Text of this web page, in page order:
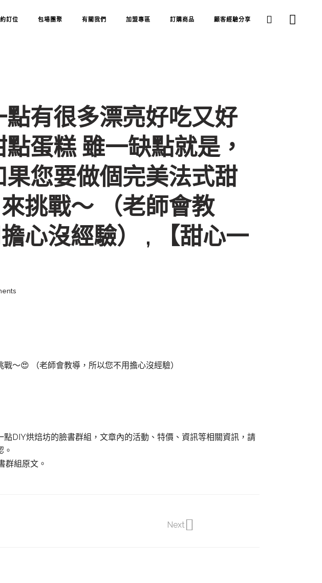
訂位 包場團聚 有關我們 加盟專區 訂購商品 顧客經驗分享
有很多漂亮好吃又好
蛋糕 雖一缺點就是，
您要做個完美法式甜
挑戰～ （老師會教
心沒經驗） , 【甜心一
～😍 （老師會教導，所以您不用擔心沒經驗）
DIY烘焙坊的臉書群組，文章內的活動、特價、資訊等相關資訊，請
。
群組原文。
Next